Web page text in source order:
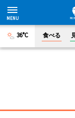
36°C 食べる